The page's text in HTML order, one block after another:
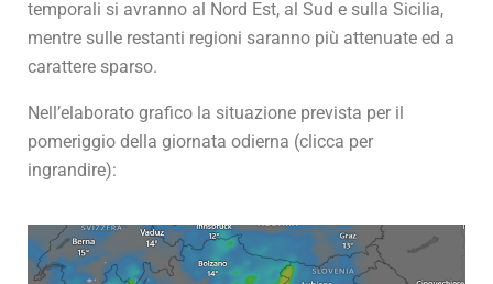
temporali si avranno al Nord Est, al Sud e sulla Sicilia,
mentre sulle restanti regioni saranno più attenuate ed a
carattere sparso.
Nell’elaborato grafico la situazione prevista per il
pomeriggio della giornata odierna (clicca per
ingrandire):